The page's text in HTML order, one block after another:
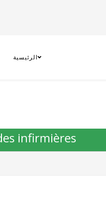
الرئيسية
infirmières